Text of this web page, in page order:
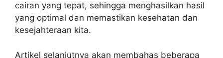
cairan yang tepat, sehingga menghasilkan hasil
yang optimal dan memastikan kesehatan dan
kesejahteraan kita.
Artikel selanjutnya akan membahas beberapa